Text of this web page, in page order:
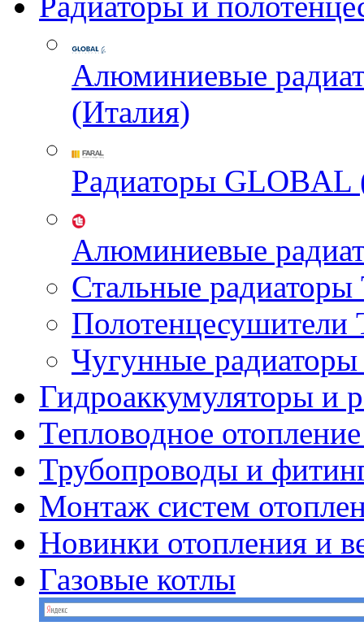
Алюминиевые
(Италия)
Радиаторы GLOBAL
Алюминиевые
Стальные
Чугунные
Гидроаккумуляторы и
Тепловодное
Трубопроводы и
Монтаж систем
Новинки отопления и
Газовые котлы